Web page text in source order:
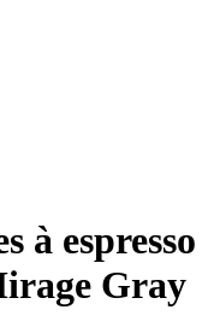
à espresso
Gray